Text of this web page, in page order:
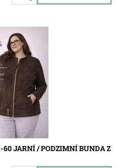
60 JARNÍ / PODZIMNÍ BUNDA Z